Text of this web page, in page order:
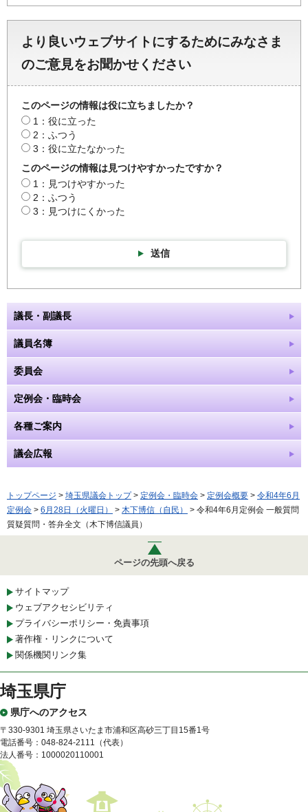
より良いウェブサイトにするためにみなさま
のご意見をお聞かせください
このページの情報は役に立ちましたか？
1：役に立った
2：ふつう
3：役に立たなかった
このページの情報は見つけやすかったですか？
1：見つけやすかった
2：ふつう
3：見つけにくかった
送信
議長・副議長
議員名簿
委員会
定例会・臨時会
各種ご案内
議会広報
トップページ > 埼玉県議会トップ> 定例会・臨時会 > 定例会概要 > 令和4年6月
定例会 > 6月28日（火曜日） > 木下博信（自民）
> 令和4年6月定例会 一般質問
質疑質問・答弁全文（木下博信議員）
ページの先頭へ戻る
サイトマップ
ウェブアクセシビリティ
プライバシーポリシー・免責事項
著作権・リンクについて
関係機関リンク集
埼玉県庁
県庁へのアクセス
〒330-9301 埼玉県さいたま市浦和区高砂三丁目15番1号
電話番号：048-824-2111（代表）
法人番号：1000020110001